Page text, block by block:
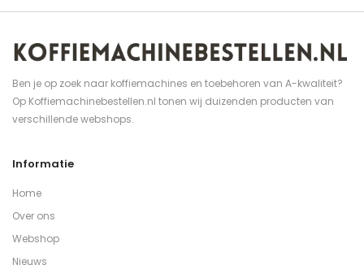
Ben je op zoek naar koffiemachines en toebehoren van A-kwaliteit?
Op Koffiemachinebestellen.nl tonen wij duizenden producten van
verschillende webshops.
Informatie
Home
Over ons
Webshop
Nieuws